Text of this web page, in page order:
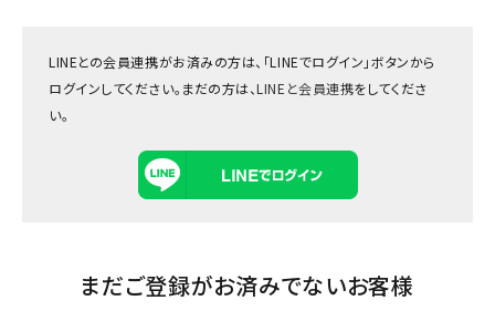
LINEとの会員連携がお済みの方は、「LINEでログイン」ボタンから
ログインしてください。まだの方は、LINEと会員連携をしてくださ
い。
まだご登録がお済みでないお客様